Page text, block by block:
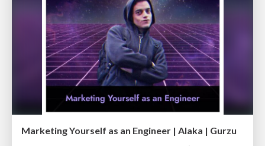
Marketing Yourself as an Engineer | Alaka | Gurzu